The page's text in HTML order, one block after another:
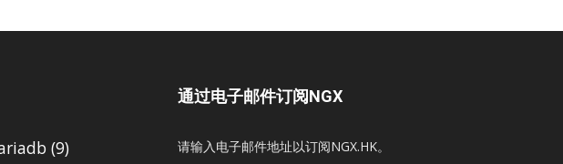
(9)
通过电子邮件订阅NGX
请输入电子邮件地址以订阅NGX.HK。